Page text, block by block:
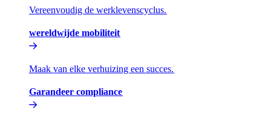
Vereenvoudig de werklevenscyclus.​​
wereldwijde mobiliteit​​
Maak van elke verhuizing een succes.​​
Garandeer compliance​​